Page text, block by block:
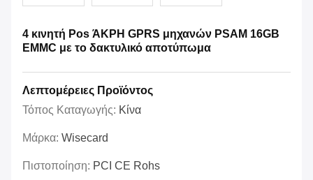
4 κινητή Pos ΆΚΡΗ GPRS μηχανών PSAM 16GB
EMMC με το δακτυλικό αποτύπωμα
Λεπτομέρειες Προϊόντος
Τόπος Καταγωγής: Κίνα
Μάρκα: Wisecard
Πιστοποίηση: PCI CE Rohs